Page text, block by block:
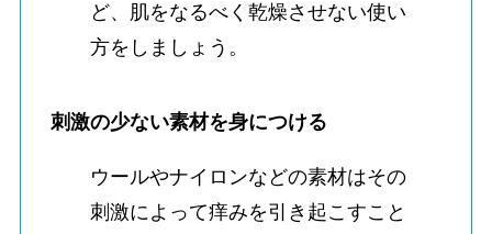
ど、肌をなるべく乾燥させない使い
方をしましょう。
刺激の少ない素材を身につける
ウールやナイロンなどの素材はその
刺激によって痒みを引き起こすこと